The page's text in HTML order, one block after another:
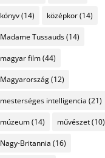
könyv(14) középkor(14)
Madame Tussauds(14)
magyar film(44)
Magyarország(12)
mesterséges intelligencia (21)
múzeum(14) művészet(10)
Nagy-Britannia (16)